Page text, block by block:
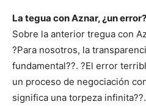
La tegua con Aznar, ¿un error?
Sobre la anterior tregua con
?Para nosotros, la
fundamental??. ?El error
un proceso de negociación
significa una torpeza